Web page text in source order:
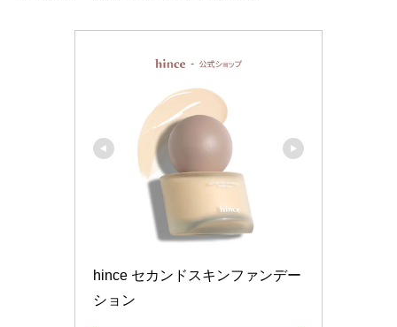
hince セカンドスキンファンデー
ション